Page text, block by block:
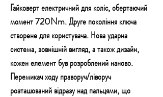
Гайковерт електричний для коліс, обертаючий
момент 720Nm. Друге покоління ключа
створене для користувача. Нова ударна
система, зовнішній вигляд, а також дизайн,
кожен елемент був розроблений наново.
Перемикач ходу праворуч/ліворуч
розташований відразу над пальцями, що